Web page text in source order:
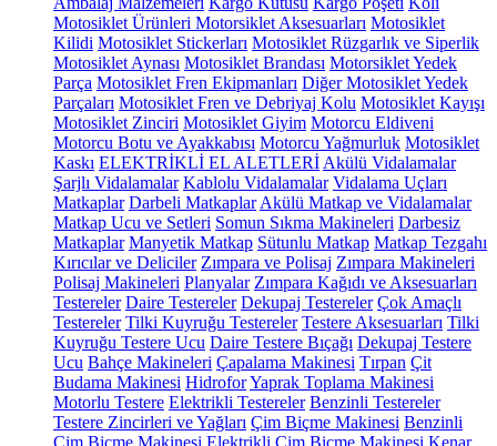
Motosiklet Ürünleri Motorsiklet Aksesuarları Motosiklet
Kilidi Motosiklet Stickerları Motosiklet Rüzgarlık ve Siperlik
Motosiklet Aynası Motosiklet Brandası Motorsiklet Yedek
Parça Motosiklet Fren Ekipmanları Diğer Motosiklet Yedek
Parçaları Motosiklet Fren ve Debriyaj Kolu Motosiklet Kayışı
Motosiklet Zinciri Motosiklet Giyim Motorcu Eldiveni
Motorcu Botu ve Ayakkabısı Motorcu Yağmurluk Motosiklet
Kaskı ELEKTRİKLİ EL ALETLERİ Akülü Vidalamalar
Şarjlı Vidalamalar Kablolu Vidalamalar Vidalama Uçları
Matkaplar Darbeli Matkaplar Akülü Matkap ve Vidalamalar
Matkap Ucu ve Setleri Somun Sıkma Makineleri Darbesiz
Matkaplar Manyetik Matkap Sütunlu Matkap Matkap Tezgahı
Kırıcılar ve Deliciler Zımpara ve Polisaj Zımpara Makineleri
Polisaj Makineleri Planyalar Zımpara Kağıdı ve Aksesuarları
Testereler Daire Testereler Dekupaj Testereler Çok Amaçlı
Testereler Tilki Kuyruğu Testereler Testere Aksesuarları Tilki
Kuyruğu Testere Ucu Daire Testere Bıçağı Dekupaj Testere
Ucu Bahçe Makineleri Çapalama Makinesi Tırpan Çit
Budama Makinesi HidroforYaprak Toplama Makinesi
Motorlu Testere Elektrikli Testereler Benzinli Testereler
Testere Zincirleri ve Yağları Çim Biçme Makinesi Benzinli
Çim Biçme Makinesi Elektrikli Çim Biçme Makinesi Kenar